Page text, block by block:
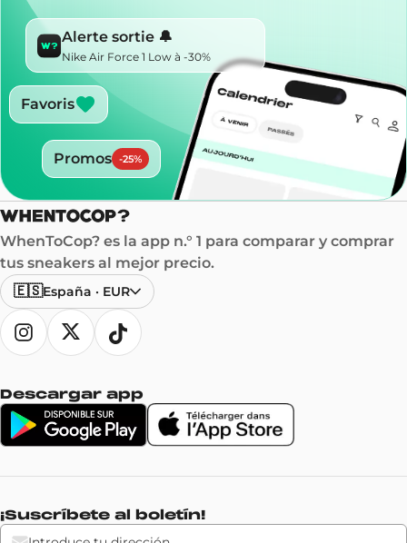
Alerte sortie 🔔
Nike Air Force 1 Low à -30%
Favoris
Promos -25%
WhenToCop? es la app n.° 1 para comparar y comprar
tus sneakers al mejor precio.
🇪🇸España · EUR
Descargar app
¡Suscríbete al boletín!